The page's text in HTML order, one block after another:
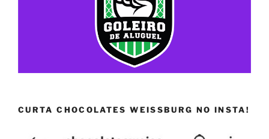
CURTA CHOCOLATES WEISSBURG NO INSTA!